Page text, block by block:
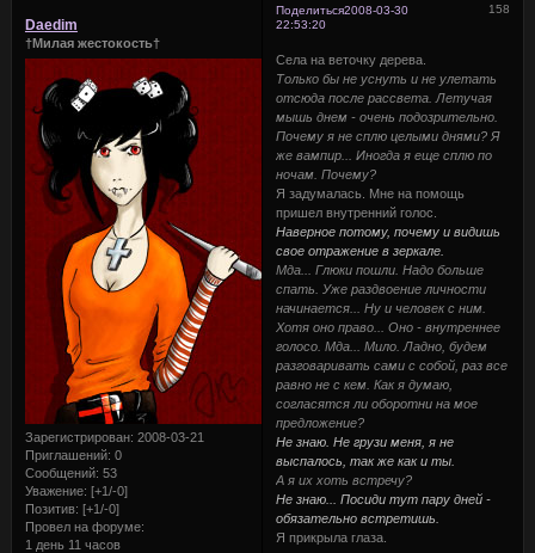
Поделиться 158
2008-03-30
22:53:20
Daedim
†Милая жестокость†
Зарегистрирован: 2008-03-21
Приглашений: 0
Сообщений: 53
Уважение: [+1/-0]
Позитив: [+1/-0]
Провел на форуме:
1 день 11 часов
Села на веточку дерева.
Только бы не уснуть и не улетать
отсюда после рассвета. Летучая
мышь днем - очень подозрительно.
Почему я не сплю целыми днями? Я
же вампир... Иногда я еще сплю по
ночам. Почему?
Я задумалась. Мне на помощь
пришел внутренний голос.
Наверное потому, почему и видишь
свое отражение в зеркале.
Мда... Глюки пошли. Надо больше
спать. Уже раздвоение личности
начинается... Ну и человек с ним.
Хотя оно право... Оно - внутреннее
голосо. Мда... Мило. Ладно, будем
разговаривать сами с собой, раз все
равно не с кем. Как я думаю,
согласятся ли оборотни на мое
предложение?
Не знаю. Не грузи меня, я не
выспалось, так же как и ты.
А я их хоть встречу?
Не знаю... Посиди тут пару дней -
обязательно встретишь.
Я прикрыла глаза.